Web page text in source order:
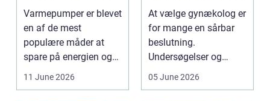
rigtige løsning
Varmepumper er blevet
en af de mest
populære måder at
spare på energien og
få et bedre indeklima
11 June 2026
professionel hjælp
At vælge gynækolog er
for mange en sårbar
beslutning.
Undersøgelser og
behandlinger foregår i
05 June 2026